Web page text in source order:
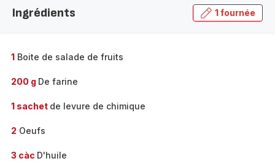
gamme
Ingrédients 1 fournée
1 Boite de salade de fruits
200 g De farine
1 sachet de levure de chimique
2 Oeufs
3 càc D'huile